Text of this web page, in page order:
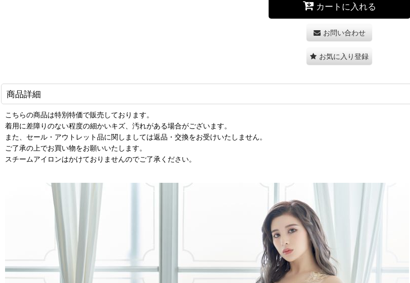
カートに入れる
お問い合わせ
お気に入り登録
商品詳細
こちらの商品は特別特価で販売しております。
着用に差障りのない程度の細かいキズ、汚れがある場合がございます。
また、セール・アウトレット品に関しましては返品・交換をお受けいたしません。
ご了承の上でお買い物をお願いいたします。
スチームアイロンはかけておりませんのでご了承ください。